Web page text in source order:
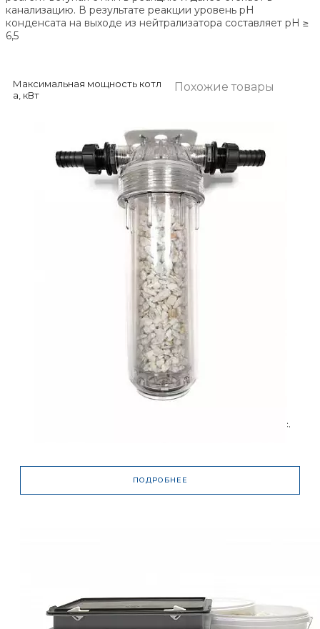
канализацию. В результате реакции уровень рН
конденсата на выходе из нейтрализатора составляет pH ≥
6,5
Максимальная мощность котл
а, кВт
Максимальная производитель
ность нейтрализатора ( при усл
овии образования конденсата
0,14 л/квт-ч), л/час
Объем нейтрализуемого конд
енсата на одну загрузку при зн
Температура конденсата, °С
Температура окружающего во
100
Высота, мм
Ширина с соединительным пат
Похожие товары
NK50 - до 50 кВт, макс.
ПОДРОБНЕЕ